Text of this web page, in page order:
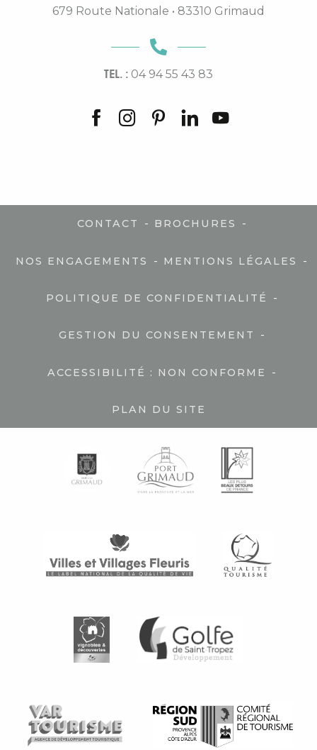
679 Route Nationale • 83310 Grimaud
TEL. : 04 94 55 43 83
CONTACT - BROCHURES -
NOS ENGAGEMENTS - MENTIONS LÉGALES -
POLITIQUE DE CONFIDENTIALITÉ -
GESTION DU CONSENTEMENT -
ACCESSIBILITÉ : NON CONFORME -
PLAN DU SITE